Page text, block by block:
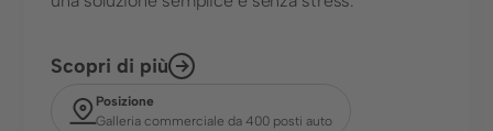
Scopri di più
Posizione
Galleria commerciale da 400 posti auto